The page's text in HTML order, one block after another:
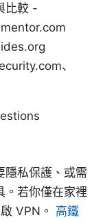
比較 -
、
隱私保護、或需
。若你僅在家裡
VPN。 高鐵